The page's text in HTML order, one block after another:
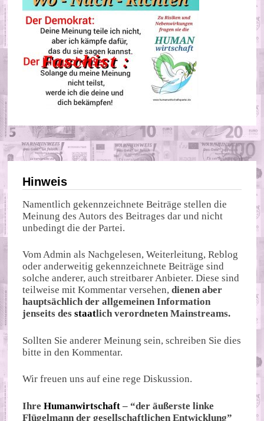
Hinweis
Namentlich gekennzeichnete Beiträge stellen die
Meinung des Autors des Beitrages dar und nicht
unbedingt die der Partei.
Vom Admin als Nachgelesen, Weiterleitung, Reblog
oder anderweitig gekennzeichnete Beiträge sind
solche anderer, auch streitbarer Anbieter. Diese sind
teilweise mit Kommentar versehen,dienen aber
hauptsächlich der allgemeinen Information
jenseits desstaatlich verordneten Mainstreams.
Sollten Sie anderer Meinung sein, schreiben Sie dies
bitte in den Kommentar.
Wir freuen uns auf eine rege Diskussion.
IhreHumanwirtschaft – “der äußerste linke
Flügelmann der gesellschaftlichen Entwicklung”